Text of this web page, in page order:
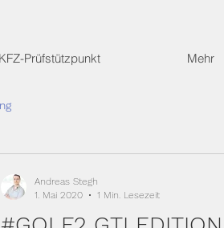
KFZ-Prüfstützpunkt Mehr
Andreas Stegh
1. Mai 2020
1 Min. Lesezeit